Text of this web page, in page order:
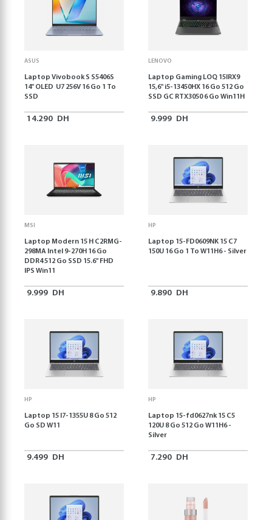
ASUS
Laptop Vivobook S S5406S
14" OLED U7 256V 16 Go 1 To
SSD
14.290 DH
LENOVO
Laptop Gaming LOQ 15IRX9
15,6'' i5-13450HX 16 Go 512 Go
SSD GC RTX3050 6 Go Win11H
9.999 DH
MSI
Laptop Modern 15 H C2RMG-
298MA Intel 9-270H 16 Go
DDR4 512 Go SSD 15.6" FHD
IPS Win11
9.999 DH
HP
Laptop 15-FD0609NK 15 C7
150U 16 Go 1 To W11H6 - Silver
9.890 DH
HP
Laptop 15 I7-1355U 8 Go 512
Go SD W11
9.499 DH
HP
Laptop 15-fd0627nk 15 C5
120U 8 Go 512 Go W11H6 -
Silver
7.290 DH